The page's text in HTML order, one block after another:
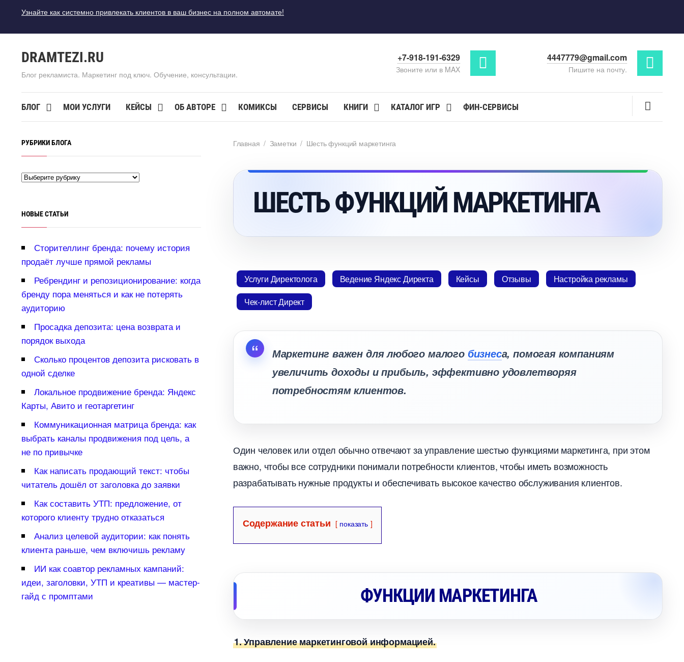
Узнайте как системно привлекать клиентов в ваш бизнес на полном автомате!
DRAMTEZI.RU
Блог рекламиста. Маркетинг под ключ. Обучение, консультации.
+7-918-191-6329
Звоните или в MAX
4447779@gmail.com
Пишите на почту.
БЛОГ МОИ УСЛУГИ КЕЙСЫ ОБ АВТОРЕ КОМИКСЫ СЕРВИСЫ КНИГИ КАТАЛОГ ИГР ФИН-СЕРВИСЫ
Главная / Заметки / Шесть функций маркетинга
ШЕСТЬ ФУНКЦИЙ МАРКЕТИНГА
Услуги Директолога едение Яндекс Директа Кейсы Отзывы
Настройка рекламы
Чек-лист Директ
Маркетинг важен для любого малого изнеса, помогая компаниям
увеличить доходы и прибыль, эффективно удовлетворяя
потребностям клиентов.
Один человек или отдел обычно отвечают за управление шестью функциями маркетинга, при этом
ажно, чтобы все сотрудники понимали потребности клиентов, чтобы иметь возможность
разрабатывать нужные продукты и обеспечивать высокое качество обслуживания клиентов.
Содержание статьи показать
ФУНКЦИИ МАРКЕТИНГА
1. Управление маркетинговой информацией.
РУБРИКИ БЛОГА
НОВЫЕ СТАТЬИ
Сторителлинг бренда: почему история
продаёт лучше прямой рекламы
Ребрендинг и репозиционирование: когда
ренду пора меняться и как не потерять
аудиторию
Просадка депозита: цена возврата и
порядок выхода
Сколько процентов депозита рисковать
одной сделке
Локальное продвижение бренда: Яндекс
Карты, Авито и геотаргетин
Коммуникационная матрица бренда: как
ыбрать каналы продвижения под цель, а
не по привычке
Как написать продающий текст: чтобы
читатель дошёл от заголовка до заявки
Как составить УТП: предложение, от
которого клиенту трудно отказаться
Анализ целевой аудитории: как понять
клиента раньше, чем включишь рекламу
ИИ как соавтор рекламных кампаний:
идеи, заголовки, УТП и креативы — мастер-
айд с промптами